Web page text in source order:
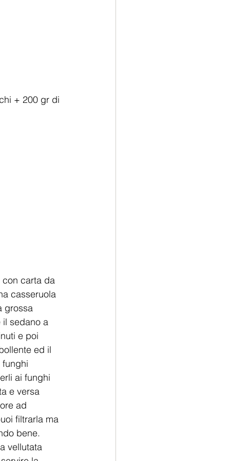
+ 200 gr di
con carta da
casseruola
grossa
il sedano a
e poi
ed il
ai funghi
e versa
ad
filtrarla ma
bene.
vellutata